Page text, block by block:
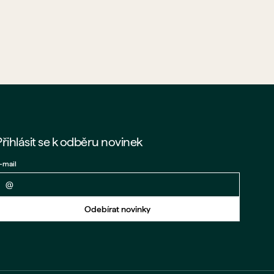
se k odběru novinek
mail
Odebírat novinky